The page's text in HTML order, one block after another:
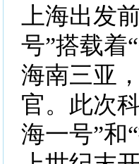
上海出发
号”搭载着
海南三亚
官。此次
海一号”和